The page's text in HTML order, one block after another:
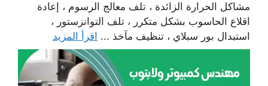
مشاكل الحرارة الزائدة ، تلف معالج الرسوم ، إعادة
اقلاع الحاسوب بشكل متكرر ، تلف التوانزستور ،
استبدال بور سبلاي ، تنظيف مآخذ ... اقرأ المزيد